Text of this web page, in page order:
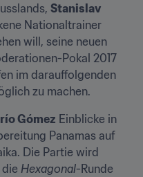
Stanislav
Nationaltrainer
will, seine neuen
Pokal 2017
im darauffolgenden
zu machen.
Gómez Einblicke in
Panamas auf
Die Partie wird
Hexagonal-Runde